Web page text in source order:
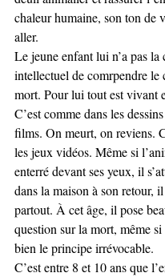
chaleur humaine, son ton de
aller.
Le jeune enfant lui n’a pas la
intellectuel de comrpendre le
mort. Pour lui tout est vivant
C’est comme dans les
films. On meurt, on reviens.
les jeux vidéos. Même si
enterré devant ses yeux, il
dans la maison à son retour,
partout. À cet âge, il pose
question sur la mort, même
bien le principe irrévocable.
C’est entre 8 et 10 ans que